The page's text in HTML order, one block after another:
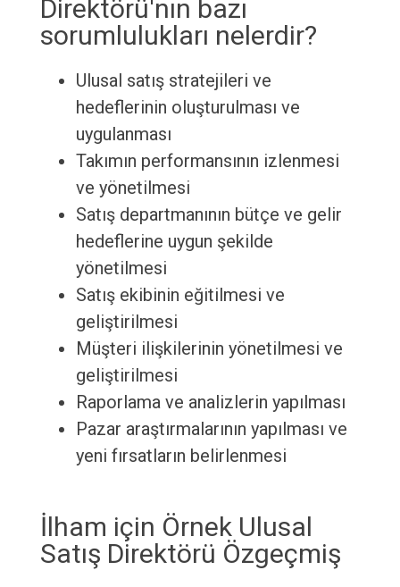
Direktörü'nın bazı
sorumlulukları nelerdir?
Ulusal satış stratejileri ve
hedeflerinin oluşturulması ve
uygulanması
Takımın performansının izlenmesi
ve yönetilmesi
Satış departmanının bütçe ve gelir
hedeflerine uygun şekilde
yönetilmesi
Satış ekibinin eğitilmesi ve
geliştirilmesi
Müşteri ilişkilerinin yönetilmesi ve
geliştirilmesi
Raporlama ve analizlerin yapılması
Pazar araştırmalarının yapılması ve
yeni fırsatların belirlenmesi
İlham için Örnek Ulusal
Satış Direktörü Özgeçmiş